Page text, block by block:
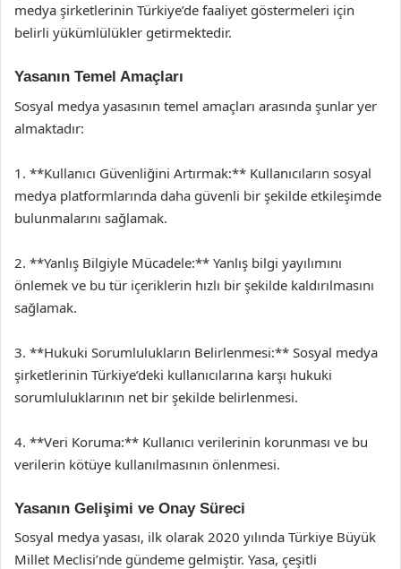
medya şirketlerinin Türkiye’de faaliyet göstermeleri için
belirli yükümlülükler getirmektedir.
Yasanın Temel Amaçları
Sosyal medya yasasının temel amaçları arasında şunlar yer
almaktadır:
1. **Kullanıcı Güvenliğini Artırmak:** Kullanıcıların sosyal
medya platformlarında daha güvenli bir şekilde etkileşimde
bulunmalarını sağlamak.
2. **Yanlış Bilgiyle Mücadele:** Yanlış bilgi yayılımını
önlemek ve bu tür içeriklerin hızlı bir şekilde kaldırılmasını
sağlamak.
3. **Hukuki Sorumlulukların Belirlenmesi:** Sosyal medya
şirketlerinin Türkiye’deki kullanıcılarına karşı hukuki
sorumluluklarının net bir şekilde belirlenmesi.
4. **Veri Koruma:** Kullanıcı verilerinin korunması ve bu
verilerin kötüye kullanılmasının önlenmesi.
Yasanın Gelişimi ve Onay Süreci
Sosyal medya yasası, ilk olarak 2020 yılında Türkiye Büyük
Millet Meclisi’nde gündeme gelmiştir. Yasa, çeşitli